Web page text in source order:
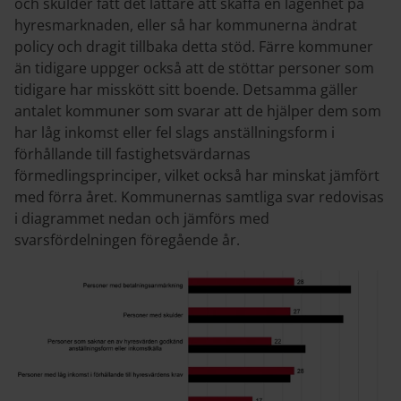
och skulder fått det lättare att skaffa en lägenhet på
hyresmarknaden, eller så har kommunerna ändrat
policy och dragit tillbaka detta stöd. Färre kommuner
än tidigare uppger också att de stöttar personer som
tidigare har misskött sitt boende. Detsamma gäller
antalet kommuner som svarar att de hjälper dem som
har låg inkomst eller fel slags anställningsform i
förhållande till fastighetsvärdarnas
förmedlingsprinciper, vilket också har minskat jämfört
med förra året. Kommunernas samtliga svar redovisas
i diagrammet nedan och jämförs med
svarsfördelningen föregående år.